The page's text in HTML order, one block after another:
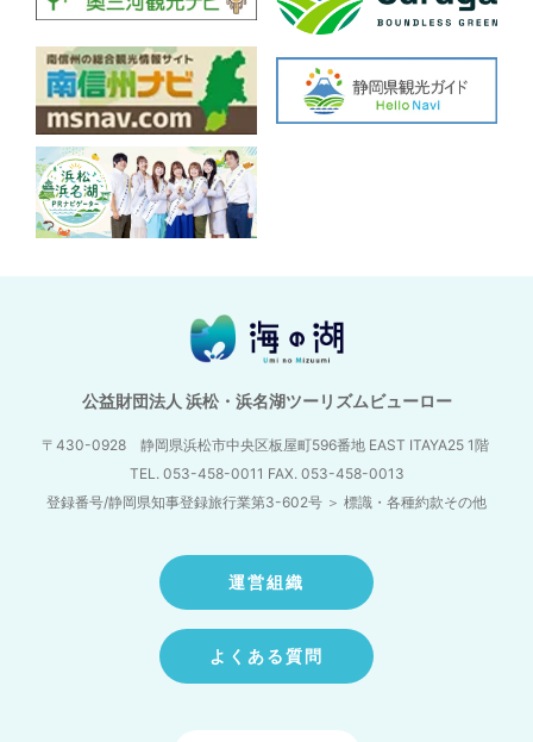
公益財団法人 浜松・浜名湖ツーリズムビューロー
〒430-0928 静岡県浜松市中央区板屋町596番地 EAST ITAYA25 1階
TEL. 053-458-0011 FAX. 053-458-0013
登録番号/静岡県知事登録旅行業第3-602号 ＞ 標識・各種約款その他
運営組織
よくある質問